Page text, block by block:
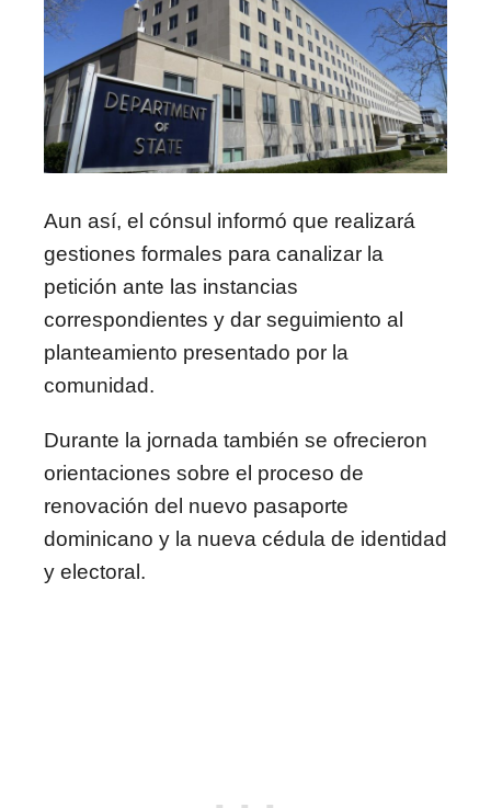
Aun así, el cónsul informó que realizará
gestiones formales para canalizar la
petición ante las instancias
correspondientes y dar seguimiento al
planteamiento presentado por la
comunidad.
Durante la jornada también se ofrecieron
orientaciones sobre el proceso de
renovación del nuevo pasaporte
dominicano y la nueva cédula de identidad
y electoral.